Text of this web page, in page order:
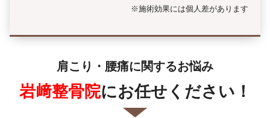
※施術効果には個人差があります
肩こり・腰痛に関するお悩み
岩﨑整骨院にお任せください！